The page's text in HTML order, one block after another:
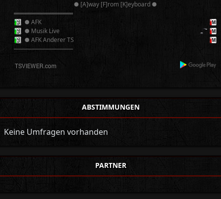
● [A]way [F]rom [K]eyboard ●
══════════
● AFK
● Musik Live
● AFK Anderer TS
──────────
ABSTIMMUNGEN
Keine Umfragen vorhanden
PARTNER